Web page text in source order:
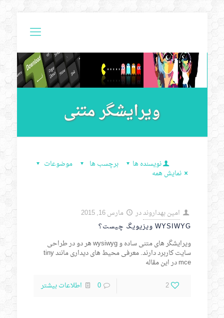
ویرایشگر متنی
موضوعات برچسب ها نویسنده ها
نمایش همه
امین بهدارونددر
مارس 16, 2015
WYSIWYG ویزیویگ چیست؟
ویرایشگر های متنی ساده و wysiwyg هر دو در طراحی
سایت کاربرد دارند. معرفی محیط های دیداری مانند tiny
mce در این مقاله
2
0 اطلاعات بیشتر